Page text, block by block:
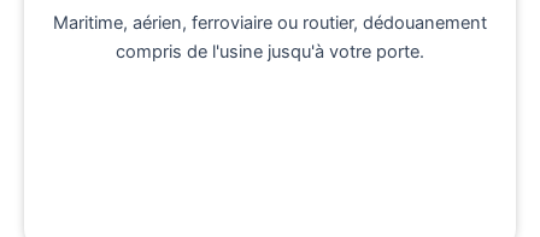
Maritime, aérien, ferroviaire ou routier, dédouanement
compris de l'usine jusqu'à votre porte.